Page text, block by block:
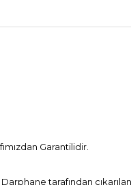
Garantilidir.
tarafından